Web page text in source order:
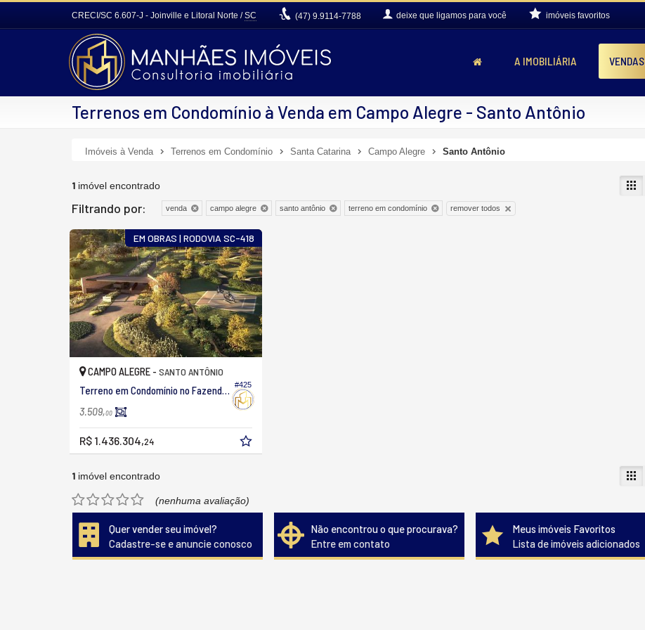
CRECI/SC 6.607-J - Joinville e Litoral Norte /SC (47) 9.9114-7788 deixe que ligamos para você imóveis favoritos
A IMOBILIÁRIA VENDAS
Terrenos em Condomínio à Venda em Campo Alegre - Santo Antônio
Imóveis à Venda Terrenos em Condomínio Santa Catarina Campo Alegre Santo Antônio
1 imóvel encontrado
Filtrando por: venda campo alegre santo antônio terreno em condomínio remover todos
EM OBRAS | RODOVIA SC-418
#425
CAMPO ALEGRE - SANTO ANTÔNIO
Terreno em Condomínio no Fazenda Araçá
3.509,00
R$ 1.436.304,24
1 imóvel encontrado
(nenhuma avaliação)
Quer vender seu imóvel?
Cadastre-se e anuncie conosco
Não encontrou o que procurava?
Entre em contato
Meus imóveis Favoritos
Lista de imóveis adicionados